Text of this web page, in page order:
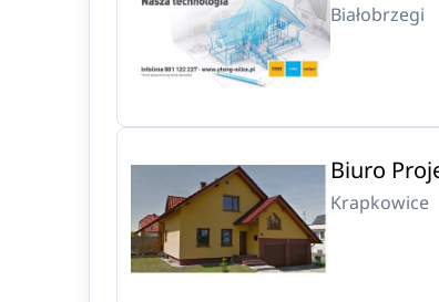
Białobrzegi
Biuro
Krapkowice